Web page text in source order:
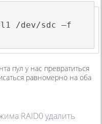
/dev/sdc –f
пул у нас превратиться
равномерно на оба
RAID0 удалить